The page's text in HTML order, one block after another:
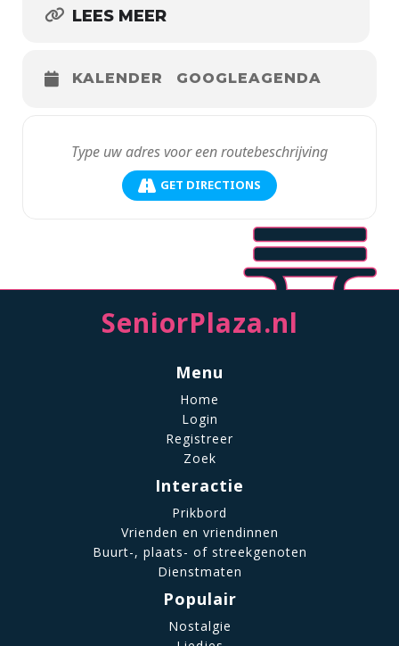
LEES MEER
KALENDER GOOGLEAGENDA
GET DIRECTIONS
SeniorPlaza.nl
Menu
Home
Login
Registreer
Zoek
Interactie
Prikbord
Vrienden en vriendinnen
Buurt-, plaats- of streekgenoten
Dienstmaten
Populair
Nostalgie